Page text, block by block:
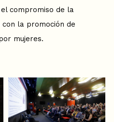
compromiso de la
con la promoción de
mujeres.